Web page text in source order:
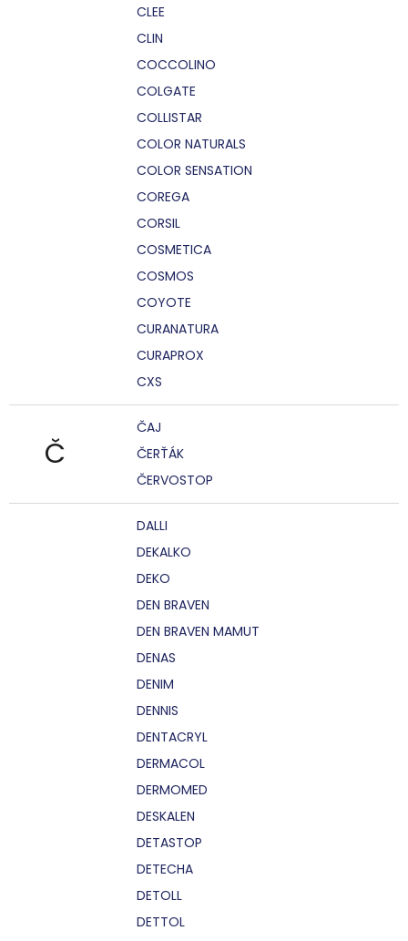
CLEE
CLIN
COCCOLINO
COLGATE
COLLISTAR
COLOR NATURALS
COLOR SENSATION
COREGA
CORSIL
COSMETICA
COSMOS
COYOTE
CURANATURA
CURAPROX
CXS
Č
ČAJ
ČERŤÁK
ČERVOSTOP
DALLI
DEKALKO
DEKO
DEN BRAVEN
DEN BRAVEN MAMUT
DENAS
DENIM
DENNIS
DENTACRYL
DERMACOL
DERMOMED
DESKALEN
DETASTOP
DETECHA
DETOLL
DETTOL